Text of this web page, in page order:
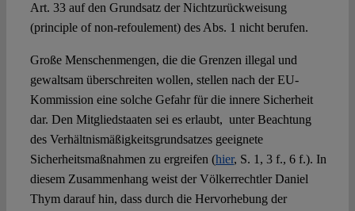
Art. 33 auf den Grundsatz der Nichtzurückweisung
(principle of non-refoulement) des Abs. 1 nicht berufen.
Große Menschenmengen, die die Grenzen illegal und
gewaltsam überschreiten wollen, stellen nach der EU-
Kommission eine solche Gefahr für die innere Sicherheit
dar. Den Mitgliedstaaten sei es erlaubt, unter Beachtung
des Verhältnismäßigkeitsgrundsatzes geeignete
Sicherheitsmaßnahmen zu ergreifen (hier, S. 1, 3 f., 6 f.). In
diesem Zusammenhang weist der Völkerrechtler Daniel
Thym darauf hin, dass durch die Hervorhebung der